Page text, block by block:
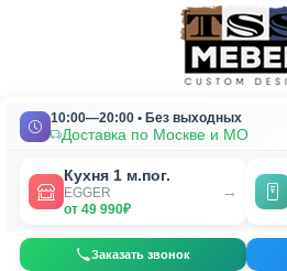
10:00—20:00 • Без выходных
Доставка по Москве и МО
Кухня 1 м.пог.
EGGER
от 49 990₽
→
Заказать звонок